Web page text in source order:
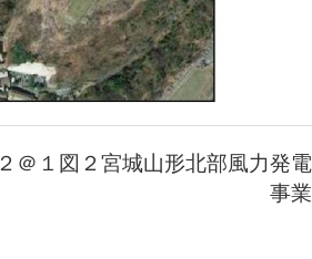
２＠１図２宮城山形北部風力発電
事業